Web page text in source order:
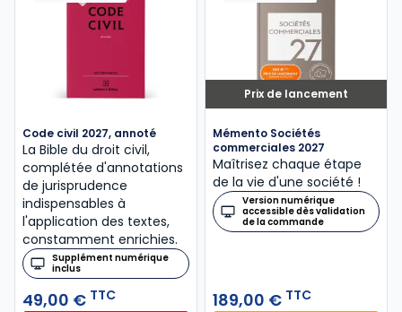
Code civil 2027, annoté
La Bible du droit civil,
complétée d'annotations
de jurisprudence
indispensables à
l'application des textes,
constamment enrichies.
Supplément numérique
inclus
49,00 € TTC
Prix de lancement
Mémento Sociétés
commerciales 2027
Maîtrisez chaque étape
de la vie d'une société !
Version numérique
accessible dès validation
de la commande
189,00 € TTC